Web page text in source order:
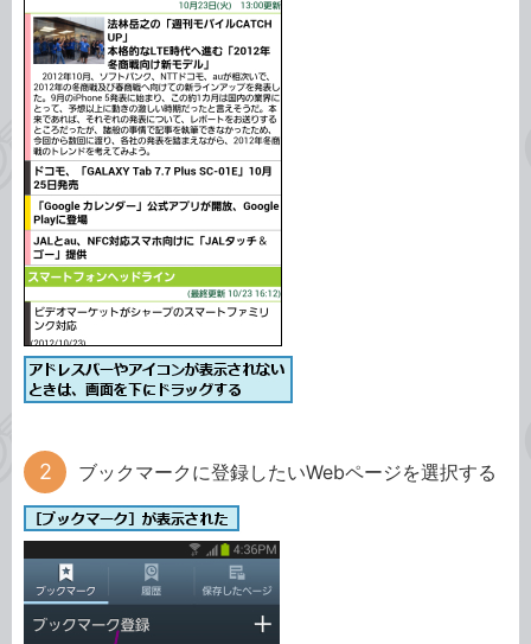
ブックマークに登録したいWebページを選択する